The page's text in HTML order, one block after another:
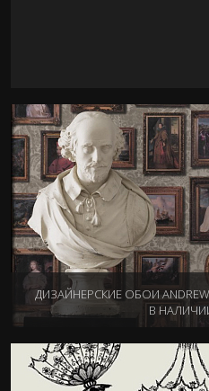
ДИЗАЙНЕРСКИЕ ОБОИ ANDREW
В